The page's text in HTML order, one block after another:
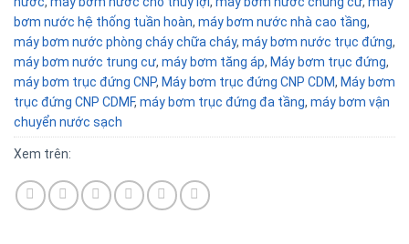
bơm nước hệ thống tuần hoàn, máy bơm nước nhà cao tầng,
máy bơm nước phòng cháy chữa cháy, máy bơm nước trục đứng,
máy bơm nước trung cư, máy bơm tăng áp, Máy bơm trục đứng,
máy bơm trục đứng CNP, Máy bơm trục đứng CNP CDM, Máy bơm
trục đứng CNP CDMF, máy bơm trục đứng đa tầng, máy bơm vận
chuyển nước sạch
Xem trên: